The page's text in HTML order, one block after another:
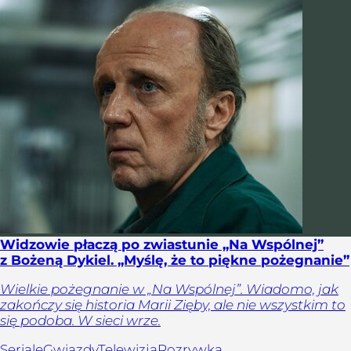
Widzowie płaczą po zwiastunie „Na Wspólnej”
z Bożeną Dykiel. „Myślę, że to piękne pożegnanie”
Wielkie pożegnanie w „Na Wspólnej”. Wiadomo, jak
zakończy się historia Marii Zięby, ale nie wszystkim to
się podoba. W sieci wrze.